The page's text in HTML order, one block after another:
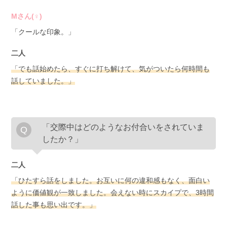
Mさん(♀)
「クールな印象。」
二人
「でも話始めたら、すぐに打ち解けて、気がついたら何時間も
話していました。」
「交際中はどのようなお付合いをされていま
したか？」
二人
「ひたすら話をしました。お互いに何の違和感もなく、面白い
ように価値観が一致しました。会えない時にスカイプで、3時間
話した事も思い出です。」